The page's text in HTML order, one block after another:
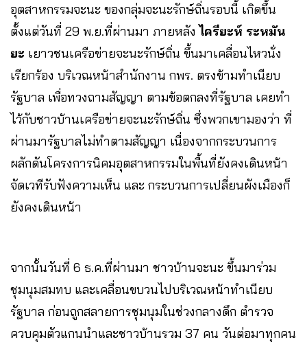
อุตสาหกรรมจะนะ ของกลุ่มจะนะรักษ์ถิ่นรอบนี้ เกิดขึ้น
ตั้งแต่วันที่ 29 พ.ย.ที่ผ่านมา ภายหลังไครียะห์ ระหมัน
ยะ เยาวชนเครือข่ายจะนะรักษ์ถิ่น ขึ้นมาเคลื่อนไหวนั่ง
เรียกร้อง บริเวณหน้าสำนักงาน กพร. ตรงข้ามทำเนียบ
รัฐบาล เพื่อทวงถามสัญญา ตามข้อตกลงที่รัฐบาล เคยทำ
ไว้กับชาวบ้านเครือข่ายจะนะรักษ์ถิ่น ซึ่งพวกเขามองว่า ที่
ผ่านมารัฐบาลไม่ทำตามสัญญา เนื่องจากกระบวนการ
ผลักดันโครงการนิคมอุตสาหกรรมในพื้นที่ยังคงเดินหน้า
จัดเวทีรับฟังความเห็น และ กระบวนการเปลี่ยนผังเมืองก็
ยังคงเดินหน้า
จากนั้นวันที่ 6 ธ.ค.ที่ผ่านมา ชาวบ้านจะนะ ขึ้นมาร่วม
ชุมนุมสมทบ และเคลื่อนขบวนไปบริเวณหน้าทำเนียบ
รัฐบาล ก่อนถูกสลายการชุมนุมในช่วงกลางดึก ตำรวจ
ควบคุมตัวแกนนำและชาวบ้านรวม 37 คน วันต่อมาทุกคน